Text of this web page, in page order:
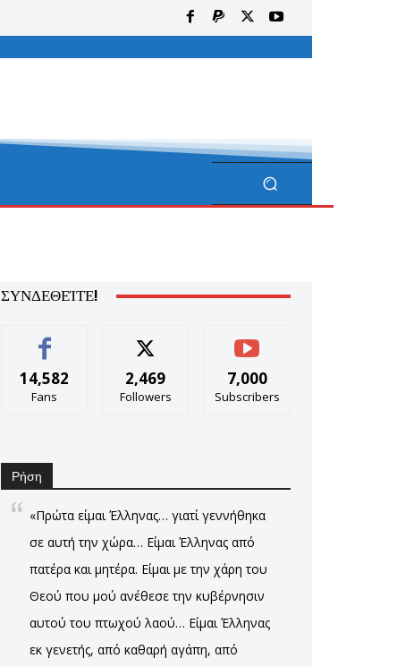
ΣΥΝΔΕΘΕΊΤΕ!
14,582
Fans
2,469
Followers
7,000
Subscribers
Ρήση
«Πρώτα είμαι Έλληνας… γιατί γεννήθηκα
σε αυτή την χώρα… Είμαι Έλληνας από
πατέρα και μητέρα. Είμαι με την χάρη του
Θεού που μού ανέθεσε την κυβέρνησιν
αυτού του πτωχού λαού… Είμαι Έλληνας
εκ γενετής, από καθαρή αγάπη, από